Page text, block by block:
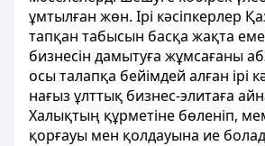
ұмтылған жөн. Ірі кәсіпкерлер
тапқан табысын басқа жақта
бизнесін дамытуға жұмсағаны
осы талапқа бейімдей алған ірі
нағыз ұлттық бизнес-элитаға
Халықтың құрметіне бөленіп,
қорғауы мен қолдауына ие